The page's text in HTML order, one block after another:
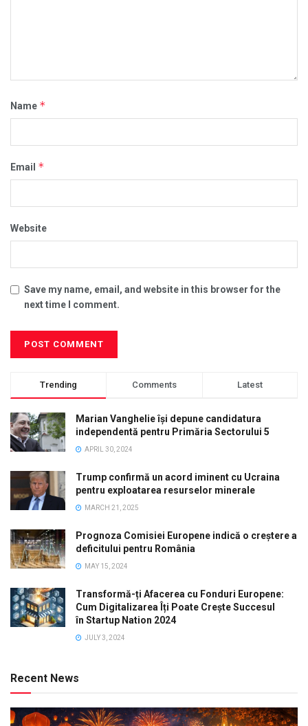
Name *
Email *
Website
Save my name, email, and website in this browser for the
next time I comment.
Trending Comments Latest
Marian Vanghelie își depune candidatura
independentă pentru Primăria Sectorului 5
APRIL 30, 2024
Trump confirmă un acord iminent cu Ucraina
pentru exploatarea resurselor minerale
MARCH 21, 2025
Prognoza Comisiei Europene indică o creștere a
deficitului pentru România
MAY 15, 2024
Transformă-ți Afacerea cu Fonduri Europene:
Cum Digitalizarea Îți Poate Crește Succesul
în Startup Nation 2024
JULY 3, 2024
Recent News